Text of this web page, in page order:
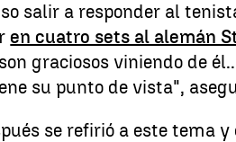
salir a responder al
en cuatro sets al alemán
graciosos viniendo de
su punto de vista",
se refirió a este tema y